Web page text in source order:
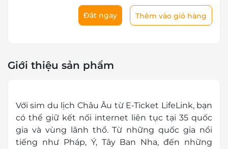
Thêm vào giỏ hàng
Đặt ngay
Giới thiệu sản phẩm
Vớisim du lịch Châu Âu từ E-Ticket LifeLink, bạn
có thể giữ kết nối internet liên tục tại 35 quốc
gia và vùng lãnh thổ. Từ những quốc gia nổi
tiếng như Pháp, Ý, Tây Ban Nha, đến những